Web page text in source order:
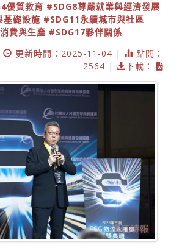
優質教育 #SDG8尊嚴就業與經濟發展
基礎設施 #SDG11永續城市與社區
費與生產 #SDG17夥伴關係
更新時間：2025-11-04 |
點閱：
2564 |
下載：